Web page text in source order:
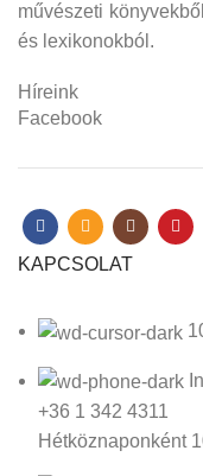
művészeti
és lexikonokból.
Híreink
Facebook
KAPCSOLAT
+36 1 342 4311
Hétköznaponként